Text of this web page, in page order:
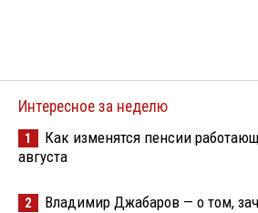
Интересное за неделю
1
Как изменятся пенсии
августа
2 Владимир Джабаров — о том,